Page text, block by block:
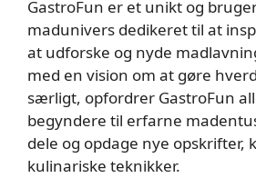
GastroFun er et unikt og
madunivers dedikeret til at
at udforske og nyde
med en vision om at gøre
særligt, opfordrer GastroFun
begyndere til erfarne
dele og opdage nye opskrifter,
kulinariske teknikker.